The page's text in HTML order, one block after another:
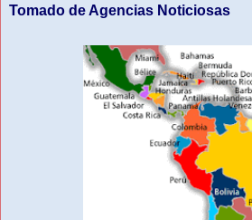
Tomado de Agencias Noticiosas